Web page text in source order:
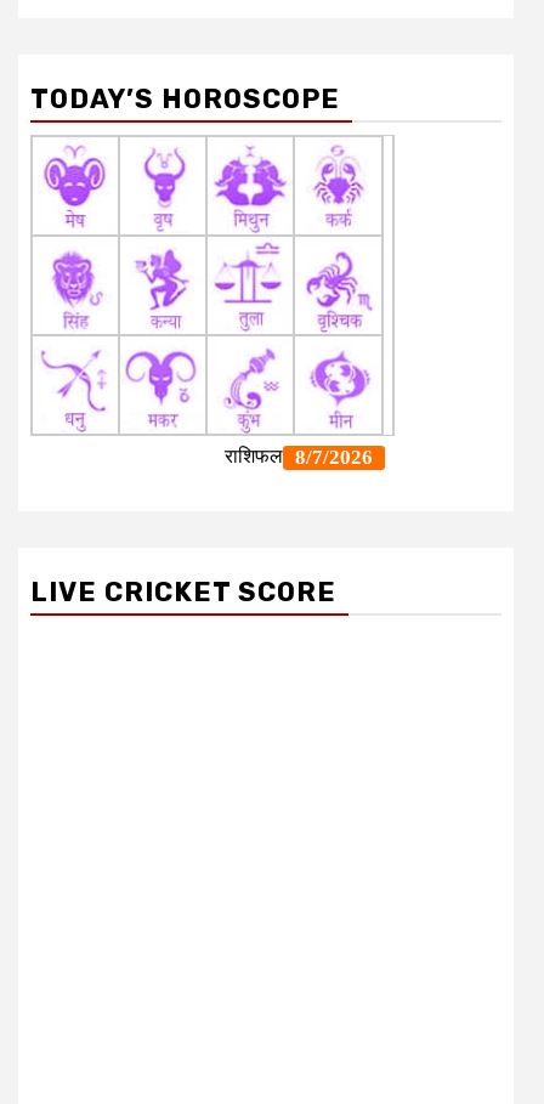
TODAY’S HOROSCOPE
LIVE CRICKET SCORE